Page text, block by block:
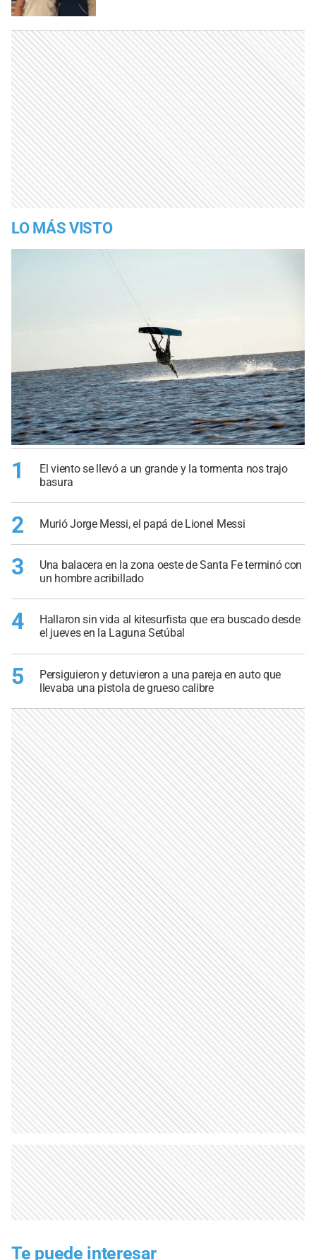
LO MÁS VISTO
1
El viento se llevó a un grande y la tormenta nos trajo
basura
2 Murió Jorge Messi, el papá de Lionel Messi
3
Una balacera en la zona oeste de Santa Fe terminó con
un hombre acribillado
4
Hallaron sin vida al kitesurfista que era buscado desde
el jueves en la Laguna Setúbal
5
Persiguieron y detuvieron a una pareja en auto que
llevaba una pistola de grueso calibre
Te puede interesar